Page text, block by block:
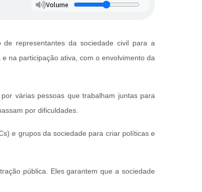
Volume
representantes da sociedade civil para a
na participação ativa, com o envolvimento da
várias pessoas que trabalham juntas para
por dificuldades.
e grupos da sociedade para criar políticas e
pública. Eles garantem que a sociedade